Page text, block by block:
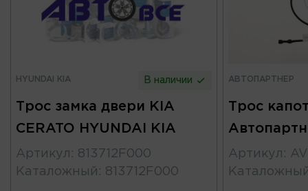
HYUNDAI KIA В наличии
Трос замка двери KIA
CERATO HYUNDAI KIA
Артикул : 813712F000
Каталожный : 813712F000
АВТОПАРТНЕР
Трос
Артикул :